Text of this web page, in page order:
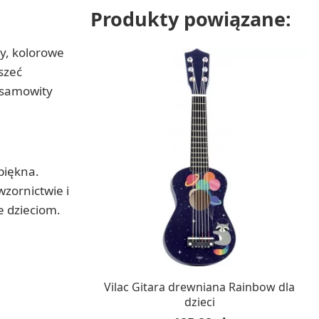
kolorowe
i
dzieciom.
Produkty powiązane:
W MAGAZYNIE, DOSTAWA 24H
Vilac Gitara drewniana Rainbow dla
dzieci